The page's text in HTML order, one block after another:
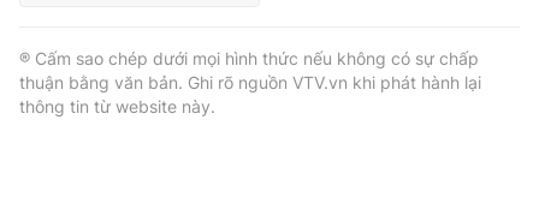
® Cấm sao chép dưới mọi hình thức nếu không có sự chấp
thuận bằng văn bản. Ghi rõ nguồn VTV.vn khi phát hành lại
thông tin từ website này.